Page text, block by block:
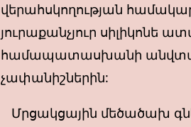
վերահսկողության
յուրաքանչյուր սիլիկոնե
համապատասխանի
չափանիշներին:
Մրցակցային մեծածախ